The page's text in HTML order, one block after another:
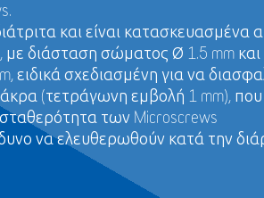
και είναι κατασκευασμένα
με διάσταση σώματος Ø 1.5 mm και
ειδικά σχεδιασμένη για να
(τετράγωνη εμβολή 1 mm), που
των Microscrews
να ελευθερωθούν κατά την